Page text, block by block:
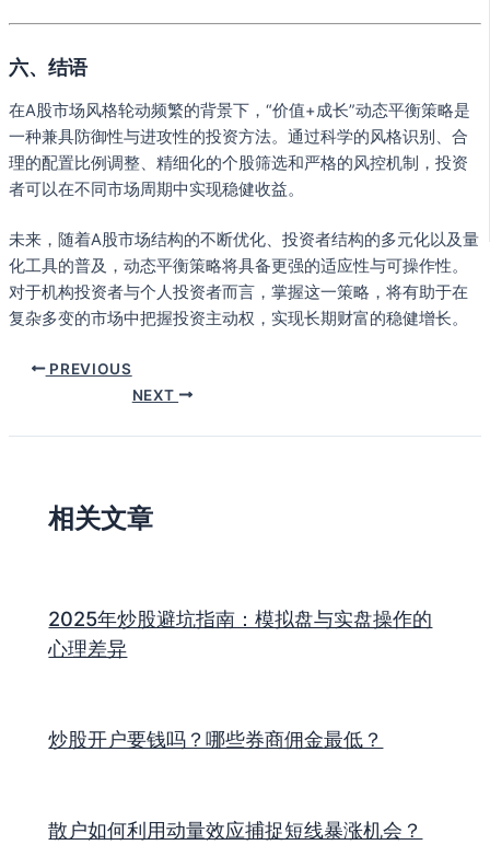
六、结语
在A股市场风格轮动频繁的背景下，“价值+成长”动态平衡策略是
一种兼具防御性与进攻性的投资方法。通过科学的风格识别、合
理的配置比例调整、精细化的个股筛选和严格的风控机制，投资
者可以在不同市场周期中实现稳健收益。
未来，随着A股市场结构的不断优化、投资者结构的多元化以及量
化工具的普及，动态平衡策略将具备更强的适应性与可操作性。
对于机构投资者与个人投资者而言，掌握这一策略，将有助于在
复杂多变的市场中把握投资主动权，实现长期财富的稳健增长。
PREVIOUS
NEXT
相关文章
2025年炒股避坑指南：模拟盘与实盘操作的
心理差异
炒股开户要钱吗？哪些券商佣金最低？
散户如何利用动量效应捕捉短线暴涨机会？